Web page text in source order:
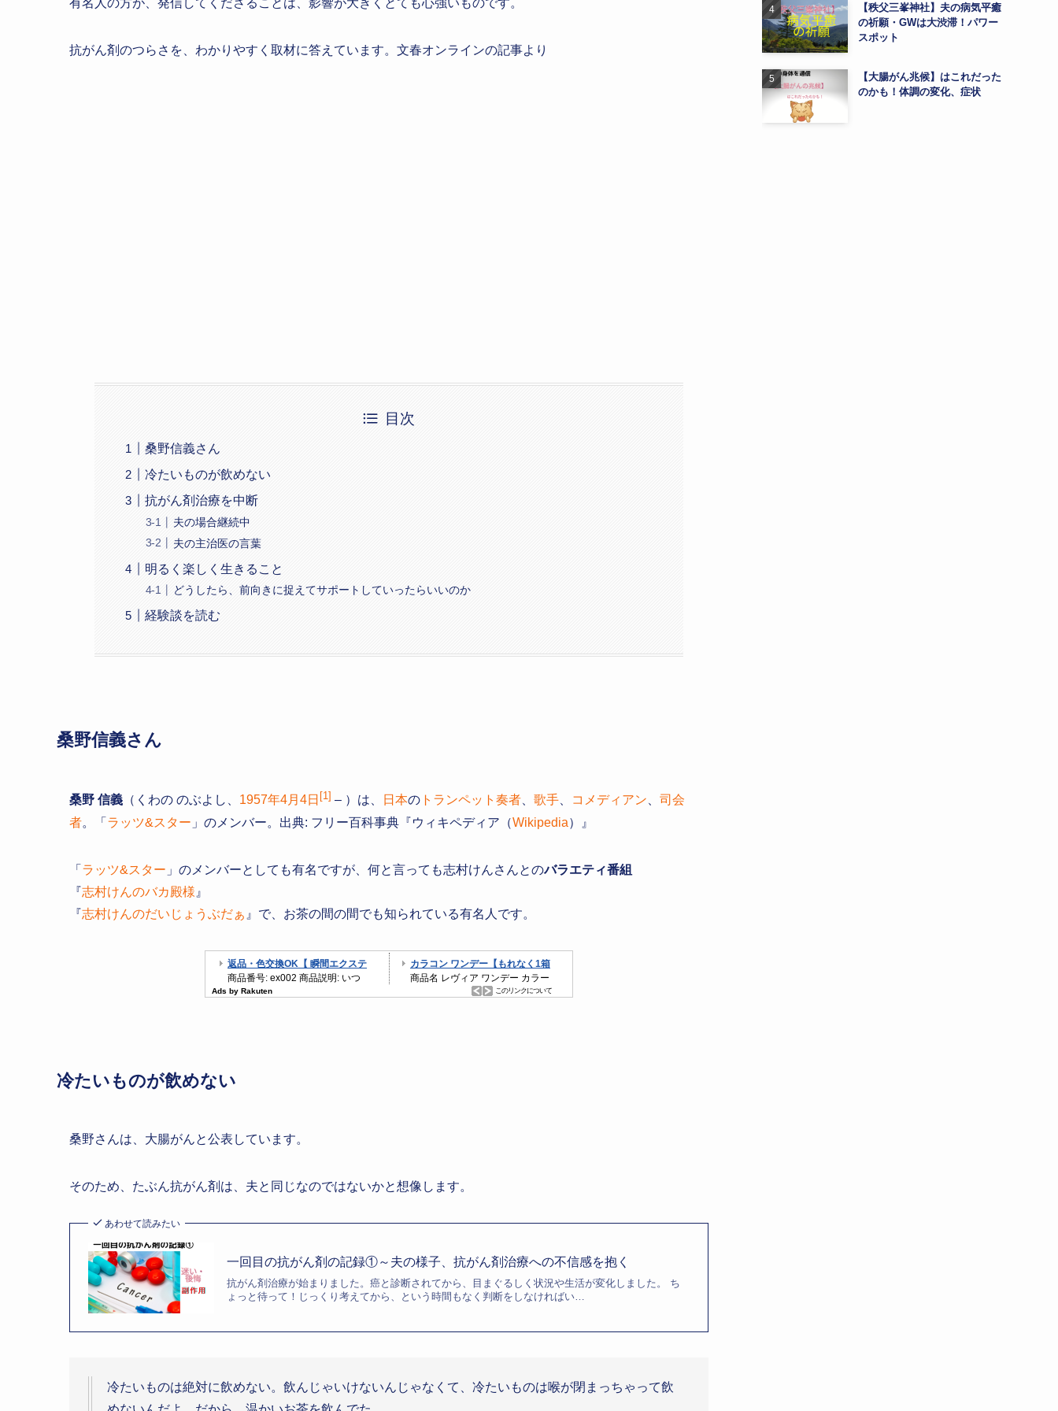
抗がん剤のつらさを、わかりやすく取材に答えています。文春オンラインの記事より
目次
桑野信義さん
冷たいものが飲めない
抗がん剤治療を中断
夫の場合継続中
夫の主治医の言葉
明るく楽しく生きること
どうしたら、前向きに捉えてサポートしていったらいいのか
経験談を読む
桑野信義さん
桑野 信義 （くわの のぶよし、 1957年4月4日 [1] – ）は、 日本の トランペット奏者、 歌手、 コメディアン、 司会
者。「 ラッツ&スター 」のメンバー。出典: フリー百科事典『ウィキペディア（Wikipedia）』
「 ラッツ&スター 」のメンバーとしても有名ですが、何と言っても志村けんさんとのバラエティ番組
『志村けんのバカ殿様 』
『志村けんのだいじょうぶだぁ 』で、お茶の間の間でも知られている有名人です。
冷たいものが飲めない
桑野さんは、大腸がんと公表しています。
そのため、たぶん抗がん剤は、夫と同じなのではないかと想像します。
あわせて読みたい
一回目の抗がん剤の記録①～夫の様子、抗がん剤治療への不信感を抱く
抗がん剤治療が始まりました。癌と診断されてから、目まぐるしく状況や生活が変化しました。 ち
ょっと待って！じっくり考えてから、という時間もなく判断をしなければい…
冷たいものは絶対に飲めない。飲んじゃいけないんじゃなくて、冷たいものは喉が閉まっちゃって飲
【秩父三峯神社】夫の病気平癒
の祈願・GWは大渋滞！パワー
スポット
【大腸がん兆候】はこれだった
のかも！体調の変化、症状